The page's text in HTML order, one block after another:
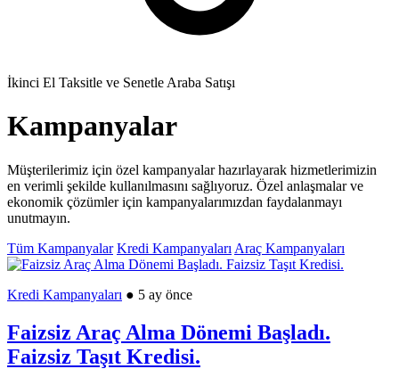
İkinci El Taksitle ve Senetle Araba Satışı
Kampanyalar
Müşterilerimiz için özel kampanyalar hazırlayarak hizmetlerimizin
en verimli şekilde kullanılmasını sağlıyoruz. Özel anlaşmalar ve
ekonomik çözümler için kampanyalarımızdan faydalanmayı
unutmayın.
Tüm Kampanyalar Kredi Kampanyaları Araç Kampanyaları
Kredi Kampanyaları ● 5 ay önce
Faizsiz Araç Alma Dönemi Başladı.
Faizsiz Taşıt Kredisi.